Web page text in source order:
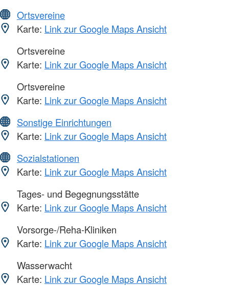
Ortsvereine
Karte: Link zur Google Maps Ansicht
Ortsvereine
Karte: Link zur Google Maps Ansicht
Ortsvereine
Karte: Link zur Google Maps Ansicht
Sonstige Einrichtungen
Karte: Link zur Google Maps Ansicht
Sozialstationen
Karte: Link zur Google Maps Ansicht
Tages- und Begegnungsstätte
Karte: Link zur Google Maps Ansicht
Vorsorge-/Reha-Kliniken
Karte: Link zur Google Maps Ansicht
Wasserwacht
Karte: Link zur Google Maps Ansicht